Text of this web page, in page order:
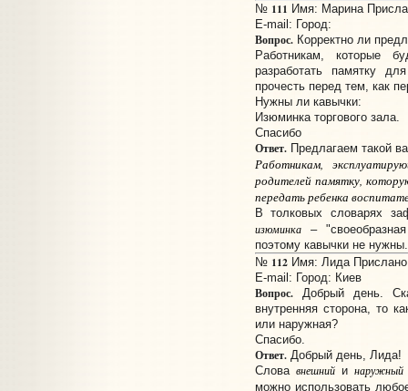
№ 111 Имя: Марина
E-mail: Город:
Вопрос.Корректно ли
Работникам, которые
разработать памятку
прочесть перед тем, как
Нужны ли кавычки:
Изюминка торгового зала.
Спасибо
Ответ.Предлагаем такой
Работникам,
родителей памятку,
передать ребенка
В толковых словарях
изюминка– "своеобразная
поэтому кавычки не нужны.
№ 112Имя: Лида
E-mail: Город: Киев
Вопрос.Добрый день.
внутренняя сторона, то
или наружная?
Спасибо.
Ответ.Добрый день, Лида!
Слова внешнийи наружный
можно использовать